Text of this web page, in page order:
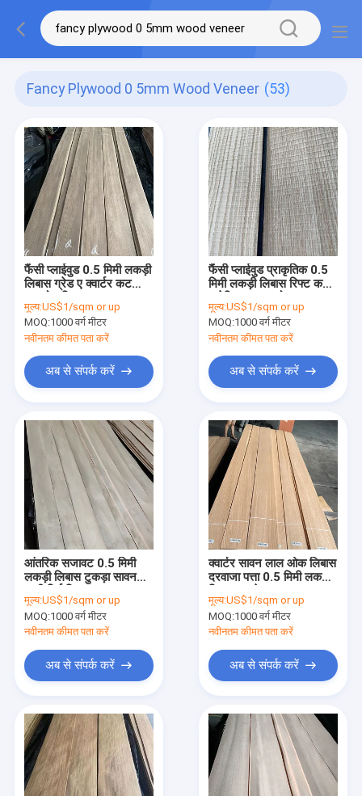
Fancy Plywood 0 5mm Wood Veneer (53)
फैंसी प्लाईवुड 0.5 मिमी लकड़ी
लिबास ग्रेड ए क्वार्टर कट
मूल्य:US$1/sqm or up
MOQ:1000 वर्ग मीटर
नवीनतम कीमत पता करें
अब से संपर्क करें
फैंसी प्लाईवुड प्राकृतिक 0.5
मिमी लकड़ी लिबास रिफ्ट कट
मूल्य:US$1/sqm or up
MOQ:1000 वर्ग मीटर
नवीनतम कीमत पता करें
अब से संपर्क करें
आंतरिक सजावट 0.5 मिमी
लकड़ी लिबास टुकड़ा सावन
मूल्य:US$1/sqm or up
MOQ:1000 वर्ग मीटर
नवीनतम कीमत पता करें
अब से संपर्क करें
क्वार्टर सावन लाल ओक लिबास
दरवाजा पत्ता 0.5 मिमी लकड़ी
मूल्य:US$1/sqm or up
MOQ:1000 वर्ग मीटर
नवीनतम कीमत पता करें
अब से संपर्क करें